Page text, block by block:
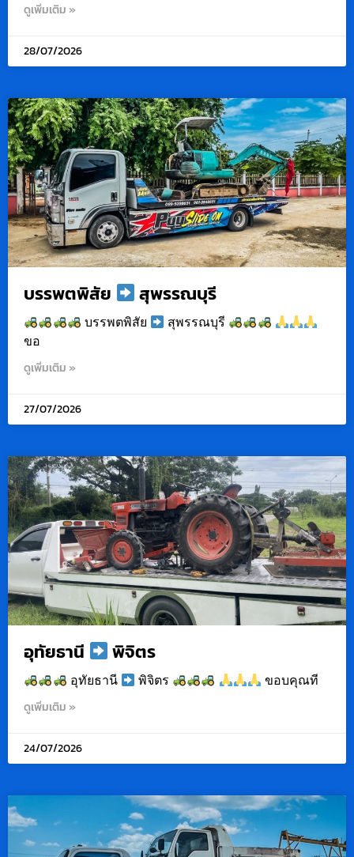
ดูเพิ่มเติม »
28/07/2026
บรรพตพิสัย สุพรรณบุรี
บรรพตพิสัย
สุพรรณบุรี
ขอ
ดูเพิ่มเติม »
27/07/2026
อุทัยธานี พิจิตร
อุทัยธานี พิจิตร ขอบคุณที
ดูเพิ่มเติม »
24/07/2026